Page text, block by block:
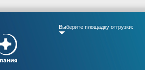
Выберите площадку отгрузки: